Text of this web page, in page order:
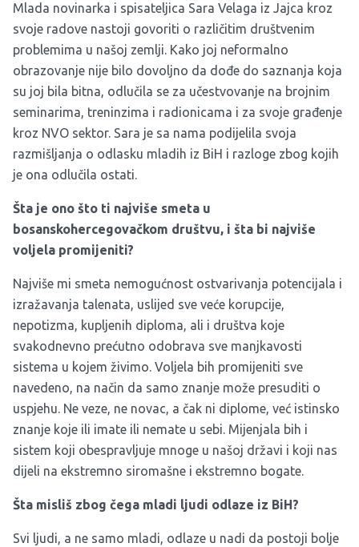
Mlada novinarka i spisateljica Sara Velaga iz Jajca kroz
svoje radove nastoji govoriti o različitim društvenim
problemima u našoj zemlji. Kako joj neformalno
obrazovanje nije bilo dovoljno da dođe do saznanja koja
su joj bila bitna, odlučila se za učestvovanje na brojnim
seminarima, treninzima i radionicama i za svoje građenje
kroz NVO sektor. Sara je sa nama podijelila svoja
razmišljanja o odlasku mladih iz BiH i razloge zbog kojih
je ona odlučila ostati.
Šta je ono što ti najviše smeta u
bosanskohercegovačkom društvu, i šta bi najviše
voljela promijeniti?
Najviše mi smeta nemogućnost ostvarivanja potencijala i
izražavanja talenata, uslijed sve veće korupcije,
nepotizma, kupljenih diploma, ali i društva koje
svakodnevno prećutno odobrava sve manjkavosti
sistema u kojem živimo. Voljela bih promijeniti sve
navedeno, na način da samo znanje može presuditi o
uspjehu. Ne veze, ne novac, a čak ni diplome, već istinsko
znanje koje ili imate ili nemate u sebi. Mijenjala bih i
sistem koji obespravljuje mnoge u našoj državi i koji nas
dijeli na ekstremno siromašne i ekstremno bogate.
Šta misliš zbog čega mladi ljudi odlaze iz BiH?
Svi ljudi, a ne samo mladi, odlaze u nadi da postoji bolje